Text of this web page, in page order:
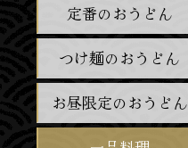
定番のおうどん
つけ麺のおうどん
お昼限定のおうどん